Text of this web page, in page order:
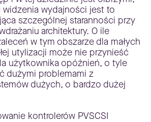
wydajności jest to
szczególnej staranności przy
architektury. O ile
w tym obszarze dla małych
utylizacji może nie przynieść
użytkownika opóźnień, o tyle
dużymi problemami z
dużych, o bardzo dużej
kontrolerów PVSCSI